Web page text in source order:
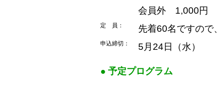
会員外 1,000円
定 員： 先着60名ですので
申込締切： 5月24日（水）
● 予定プログラム